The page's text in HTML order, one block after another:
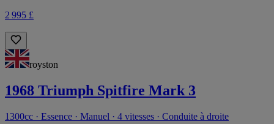
2 995 £
royston
1968 Triumph Spitfire Mark 3
1300cc · Essence · Manuel · 4 vitesses · Conduite à droite